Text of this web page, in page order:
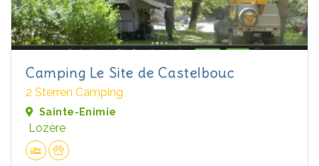
Camping Le Site de Castelbouc
2 Sterren Camping
Sainte-Enimie
Lozère